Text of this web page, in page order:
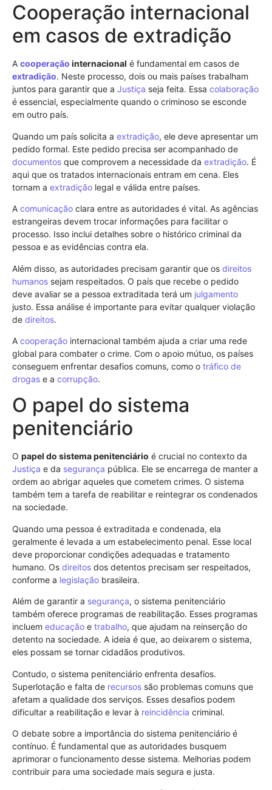
Cooperação internacional
em casos de extradição
A cooperação internacional é fundamental em casos de
extradição. Neste processo, dois ou mais países trabalham
juntos para garantir que a Justiça seja feita. Essa colaboração
é essencial, especialmente quando o criminoso se esconde
em outro país.
Quando um país solicita a extradição, ele deve apresentar um
pedido formal. Este pedido precisa ser acompanhado de
documentos que comprovem a necessidade da extradição. É
aqui que os tratados internacionais entram em cena. Eles
tornam a extradição legal e válida entre países.
A comunicação clara entre as autoridades é vital. As agências
estrangeiras devem trocar informações para facilitar o
processo. Isso inclui detalhes sobre o histórico criminal da
pessoa e as evidências contra ela.
Além disso, as autoridades precisam garantir que os direitos
humanos sejam respeitados. O país que recebe o pedido
deve avaliar se a pessoa extraditada terá um julgamento
justo. Essa análise é importante para evitar qualquer violação
de direitos.
A cooperação internacional também ajuda a criar uma rede
global para combater o crime. Com o apoio mútuo, os países
conseguem enfrentar desafios comuns, como o tráfico de
drogas e a corrupção.
O papel do sistema
penitenciário
O papel do sistema penitenciário é crucial no contexto da
Justiça e da segurança pública. Ele se encarrega de manter a
ordem ao abrigar aqueles que cometem crimes. O sistema
também tem a tarefa de reabilitar e reintegrar os condenados
na sociedade.
Quando uma pessoa é extraditada e condenada, ela
geralmente é levada a um estabelecimento penal. Esse local
deve proporcionar condições adequadas e tratamento
humano. Os direitos dos detentos precisam ser respeitados,
conforme a legislação brasileira.
Além de garantir a segurança, o sistema penitenciário
também oferece programas de reabilitação. Esses programas
incluem educação e trabalho, que ajudam na reinserção do
detento na sociedade. A ideia é que, ao deixarem o sistema,
eles possam se tornar cidadãos produtivos.
Contudo, o sistema penitenciário enfrenta desafios.
Superlotação e falta de recursos são problemas comuns que
afetam a qualidade dos serviços. Esses desafios podem
dificultar a reabilitação e levar à reincidência criminal.
O debate sobre a importância do sistema penitenciário é
contínuo. É fundamental que as autoridades busquem
aprimorar o funcionamento desse sistema. Melhorias podem
contribuir para uma sociedade mais segura e justa.